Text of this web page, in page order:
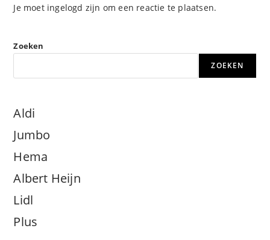
Je moet ingelogd zijn om een reactie te plaatsen.
Zoeken
ZOEKEN
Aldi
Jumbo
Hema
Albert Heijn
Lidl
Plus